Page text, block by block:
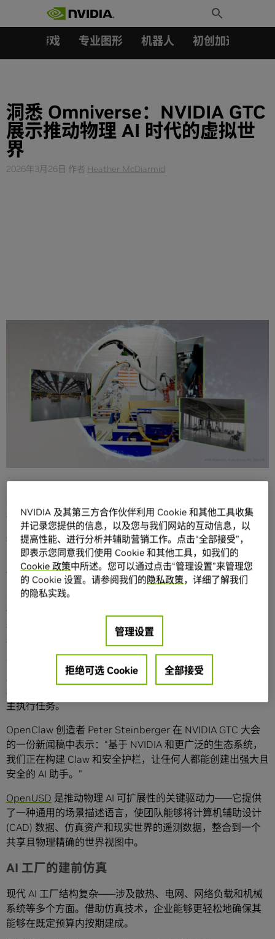
Toggle
Search
游戏 专业图形 机器人 初创加速会员成
洞悉 Omniverse：NVIDIA GTC
展示推动物理 AI 时代的虚拟世
界
2026年3月26日 作者 Heather McDiarmid
洞悉 Omniverse系列文章。“洞悉 Omniverse”重点介
绍开发者、3D 从业者与企业如何使用OpenUSD和NVIDIA
的最新进展深入改变他们的工作流。
器人、车辆和工厂正从单一的用例与孤立的部署，扩展为跨
行业的复杂企业级工作负载。
推动这场变革的核心是全新面向物理 AI 的前沿模型，包括
NVIDIA Cosmos 3、NVIDIA Isaac GR00T N1.7 和 NVIDIA
Alpamayo 1.5。
此外，NVIDIA 还发布了旨在推动世界模型、人形机器人技能
和智能汽车前沿化发展的
Omniverse DSX Blueprint。
层面——赋能可长期运行的“Claw”，使其能够利用工具、记忆
和消息接口，在专属设备上编排工作流、管理数据管线并自
主执行任务。
OpenClaw 创造者 Peter Steinberger 在 NVIDIA GTC 大会
的一份新闻稿中表示：“基于 NVIDIA 和更广泛的生态系统，
我们正在构建 Claw 和安全护栏，让任何人都能创建出强大且
安全的 AI 助手。”
OpenUSD 是推动物理 AI 可扩展性的关键驱动力——它提供
了一种通用的场景描述语言，使团队能够将计算机辅助设计
(CAD) 数据、仿真资产和现实世界的遥测数据，整合到一个
共享且物理精确的世界视图中。
AI 工厂的建前仿真
现代 AI 工厂结构复杂——涉及散热、电网、网络负载和机械
系统等多个方面。借助仿真技术，企业能够更轻松地确保其
能够在既定预算内按期建成。
NVIDIA 及其第三方合作伙伴利用 Cookie 和其他工具收集
并记录您提供的信息，以及您与我们网站的互动信息，以
提高性能、进行分析并辅助营销工作。点击“全部接受”，
即表示您同意我们使用 Cookie 和其他工具，如我们的
Cookie 政策中所述。您可以通过点击“管理设置”来管理您
的 Cookie 设置。请参阅我们的隐私政策，详细了解我们
的隐私实践。
管理设置
拒绝可选 Cookie 全部接受